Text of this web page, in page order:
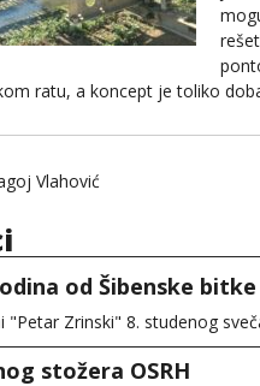
ratu, a koncept je toliko
Vlahović
od Šibenske bitke
"Petar Zrinski" 8. studenog
stožera OSRH